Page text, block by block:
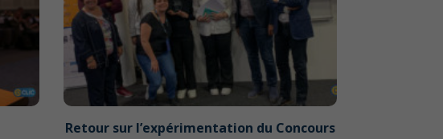
Retour sur l’expérimentation du Concours